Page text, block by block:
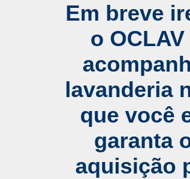
Em breve
o
lavanderia
que você
garanta
aquisição